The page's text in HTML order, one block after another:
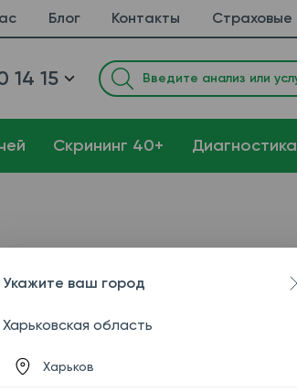
Блог Контакты Страховые
14 15
Cкрининг 40+ Диагностика
Укажите ваш город
Харьковская область
Харьков